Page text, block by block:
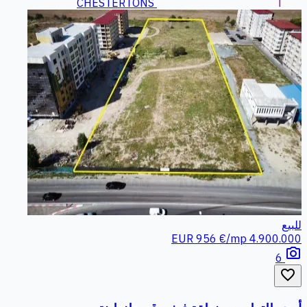
للبيع
4.900.000 EUR
956 €/mp
photo_camera
favorite_border